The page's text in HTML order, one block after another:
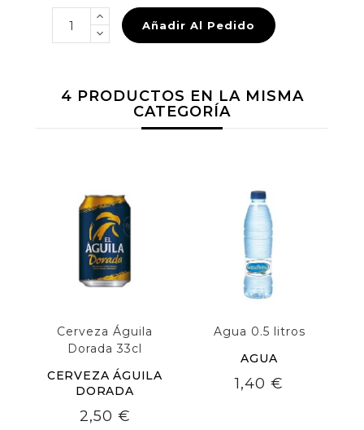
Añadir Al Pedido
4 PRODUCTOS EN LA MISMA
CATEGORÍA
Cerveza Águila
Dorada 33cl
CERVEZA ÁGUILA
DORADA
Precio
2,50 €
Agua 0.5 litros
AGUA
Precio
1,40 €